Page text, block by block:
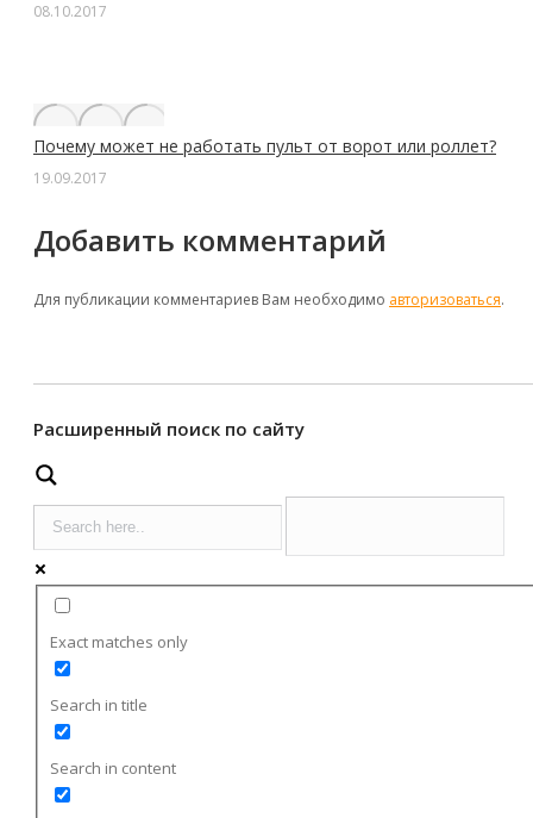
08.10.2017
Почему может не работать пульт от ворот или роллет?
19.09.2017
Добавить комментарий
Для публикации комментариев Вам необходимо авторизоваться.
Расширенный поиск по сайту
Exact matches only
Search in title
Search in content